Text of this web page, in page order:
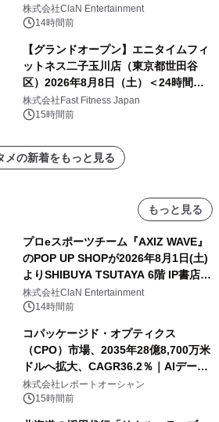
開催決定！！
株式会社ClaN Entertainment
14時間前
【グランドオープン】エニタイムフィ
ットネス二子玉川店（東京都世田谷
区）2026年8月8日（土）＜24時間年
中無休のフィットネスジム＞
株式会社Fast Fitness Japan
15時間前
メの新着をもっと見る
もっと見る
プロeスポーツチーム『AXIZ WAVE』
のPOP UP SHOPが2026年8月1日(土)
よりSHIBUYA TSUTAYA 6階 IP書店で
開催決定！！
株式会社ClaN Entertainment
14時間前
コパッケージド・オプティクス
（CPO）市場、2035年28億8,700万米
ドルへ拡大、CAGR36.2％｜AIデータ
センター・高速光通信需要が成長を加
速
株式会社レポートオーシャン
15時間前